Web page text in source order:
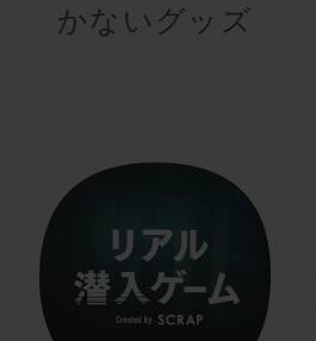
かないグッズ